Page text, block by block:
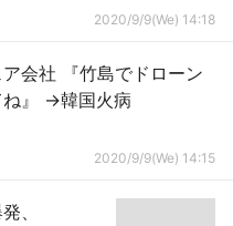
2020/9/9(We) 14:18
会社 『竹島でドローン
ね』 →韓国火病
2020/9/9(We) 14:15
、